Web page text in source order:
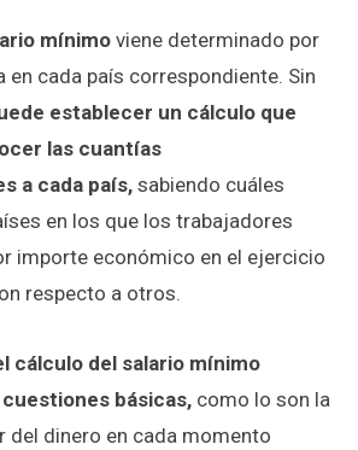
mínimo viene determinado por
en cada país correspondiente. Sin
establecer un cálculo que
las cuantías
a cada país,sabiendo cuáles
en los que los trabajadores
importe económico en el ejercicio
respecto a otros.
cálculo del salario mínimo
básicas, como lo son la
del dinero en cada momento